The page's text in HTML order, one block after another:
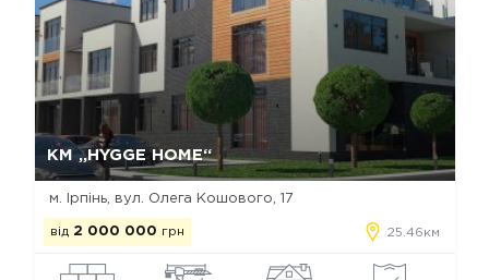
КМ „HYGGE HOME“
м. Ірпінь, вул. Олега Кошового, 17
від 2 000 000 грн 25.46км